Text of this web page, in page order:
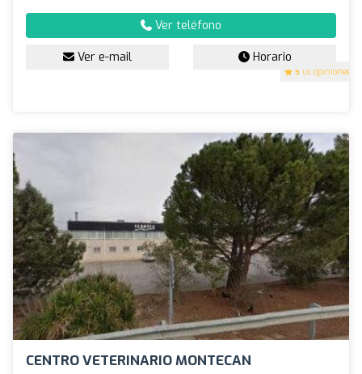
5 (6 opiniones)
Ver teléfono
Ver e-mail Horario
CENTRO VETERINARIO MONTECAN